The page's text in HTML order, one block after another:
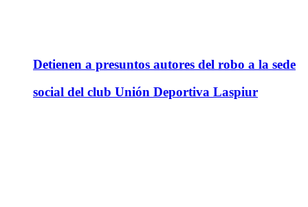
Detienen a presuntos autores del robo a la sede
social del club Unión Deportiva Laspiur